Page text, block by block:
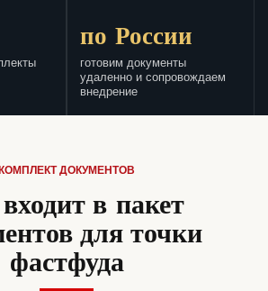
по России
готовим документы
удаленно и сопровождаем
внедрение
КОМПЛЕКТ ДОКУМЕНТОВ
в пакет
для точки
фастфуда